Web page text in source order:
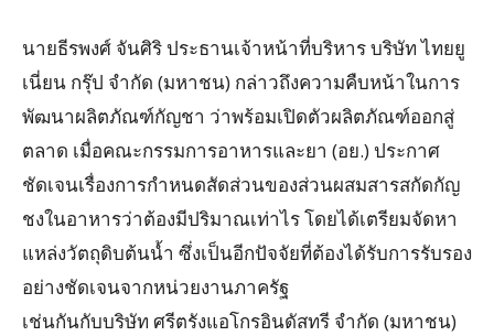
นายธีรพงศ์ จันศิริ ประธานเจ้าหน้าที่บริหาร บริษัท ไทยยู
เนี่ยน กรุ๊ป จำกัด (มหาชน) กล่าวถึงความคืบหน้าในการ
พัฒนาผลิตภัณฑ์กัญชา ว่าพร้อมเปิดตัวผลิตภัณฑ์ออกสู่
ตลาด เมื่อคณะกรรมการอาหารและยา (อย.) ประกาศ
ชัดเจนเรื่องการกำหนดสัดส่วนของส่วนผสมสารสกัดกัญ
ชงในอาหารว่าต้องมีปริมาณเท่าไร โดยได้เตรียมจัดหา
แหล่งวัตถุดิบต้นน้ำ ซึ่งเป็นอีกปัจจัยที่ต้องได้รับการรับรอง
อย่างชัดเจนจากหน่วยงานภาครัฐ
เช่นกันกับบริษัท ศรีตรังแอโกรอินดัสทรี จำกัด (มหาชน)